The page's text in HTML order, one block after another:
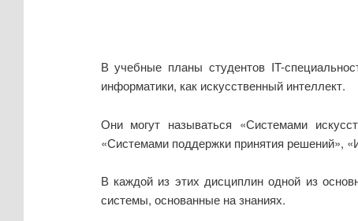
В учебные планы студентов IT-
информатики, как искусственный интеллект.
Они могут называться «Системами
«Системами поддержки принятия решений»,
В каждой из этих дисциплин одной из
системы, основанные на знаниях.